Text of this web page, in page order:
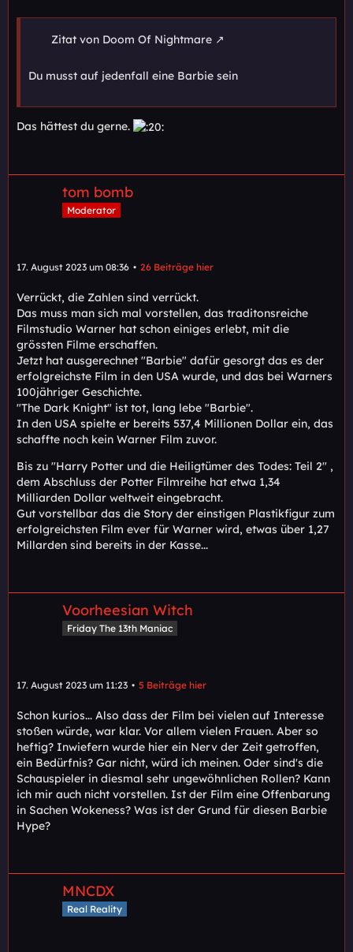
Zitat von Doom Of Nightmare
Du musst auf jedenfall eine Barbie sein
Das hättest du gerne.
tom bomb
Moderator
17. August 2023 um 08:36 26 Beiträge hier
Verrückt, die Zahlen sind verrückt.
Das muss man sich mal vorstellen, das traditonsreiche
Filmstudio Warner hat schon einiges erlebt, mit die
grössten Filme erschaffen.
Jetzt hat ausgerechnet "Barbie" dafür gesorgt das es der
erfolgreichste Film in den USA wurde, und das bei Warners
100jähriger Geschichte.
"The Dark Knight" ist tot, lang lebe "Barbie".
In den USA spielte er bereits 537,4 Millionen Dollar ein, das
schaffte noch kein Warner Film zuvor.
Bis zu "Harry Potter und die Heiligtümer des Todes: Teil 2" ,
dem Abschluss der Potter Filmreihe hat etwa 1,34
Milliarden Dollar weltweit eingebracht.
Gut vorstellbar das die Story der einstigen Plastikfigur zum
erfolgreichsten Film ever für Warner wird, etwas über 1,27
Millarden sind bereits in der Kasse...
Voorheesian Witch
Friday The 13th Maniac
17. August 2023 um 11:23 5 Beiträge hier
Schon kurios... Also dass der Film bei vielen auf Interesse
stoßen würde, war klar. Vor allem vielen Frauen. Aber so
heftig? Inwiefern wurde hier ein Nerv der Zeit getroffen,
ein Bedürfnis? Gar nicht, würd ich meinen. Oder sind's die
Schauspieler in diesmal sehr ungewöhnlichen Rollen? Kann
ich mir auch nicht vorstellen. Ist der Film eine Offenbarung
in Sachen Wokeness? Was ist der Grund für diesen Barbie
Hype?
MNCDX
Real Reality